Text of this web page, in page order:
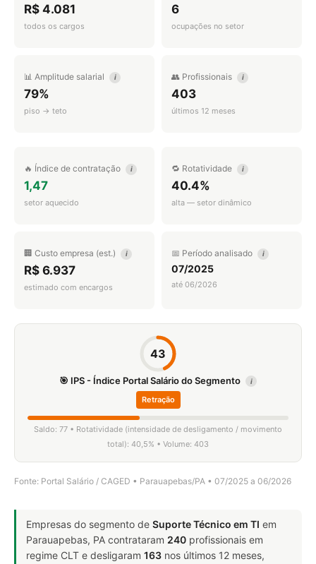
R$ 4.081
todos os cargos
6
ocupações no setor
📊 Amplitude salarial i
79%
piso → teto
👥 Profissionais i
403
últimos 12 meses
🔥 Índice de contratação i
1,47
setor aquecido
🔁 Rotatividade i
40.4%
alta — setor dinâmico
🏢 Custo empresa (est.) i
R$ 6.937
estimado com encargos
📅 Período analisado i
07/2025
até 06/2026
43
🎯 IPS - Índice Portal Salário do Segmento i
Retração
Saldo: 77 • Rotatividade (intensidade de desligamento / movimento
total): 40,5% • Volume: 403
Fonte: Portal Salário / CAGED • Parauapebas/PA • 07/2025 a 06/2026
Empresas do segmento de Suporte Técnico em TI em
Parauapebas, PA contrataram 240 profissionais em
regime CLT e desligaram 163 nos últimos 12 meses,